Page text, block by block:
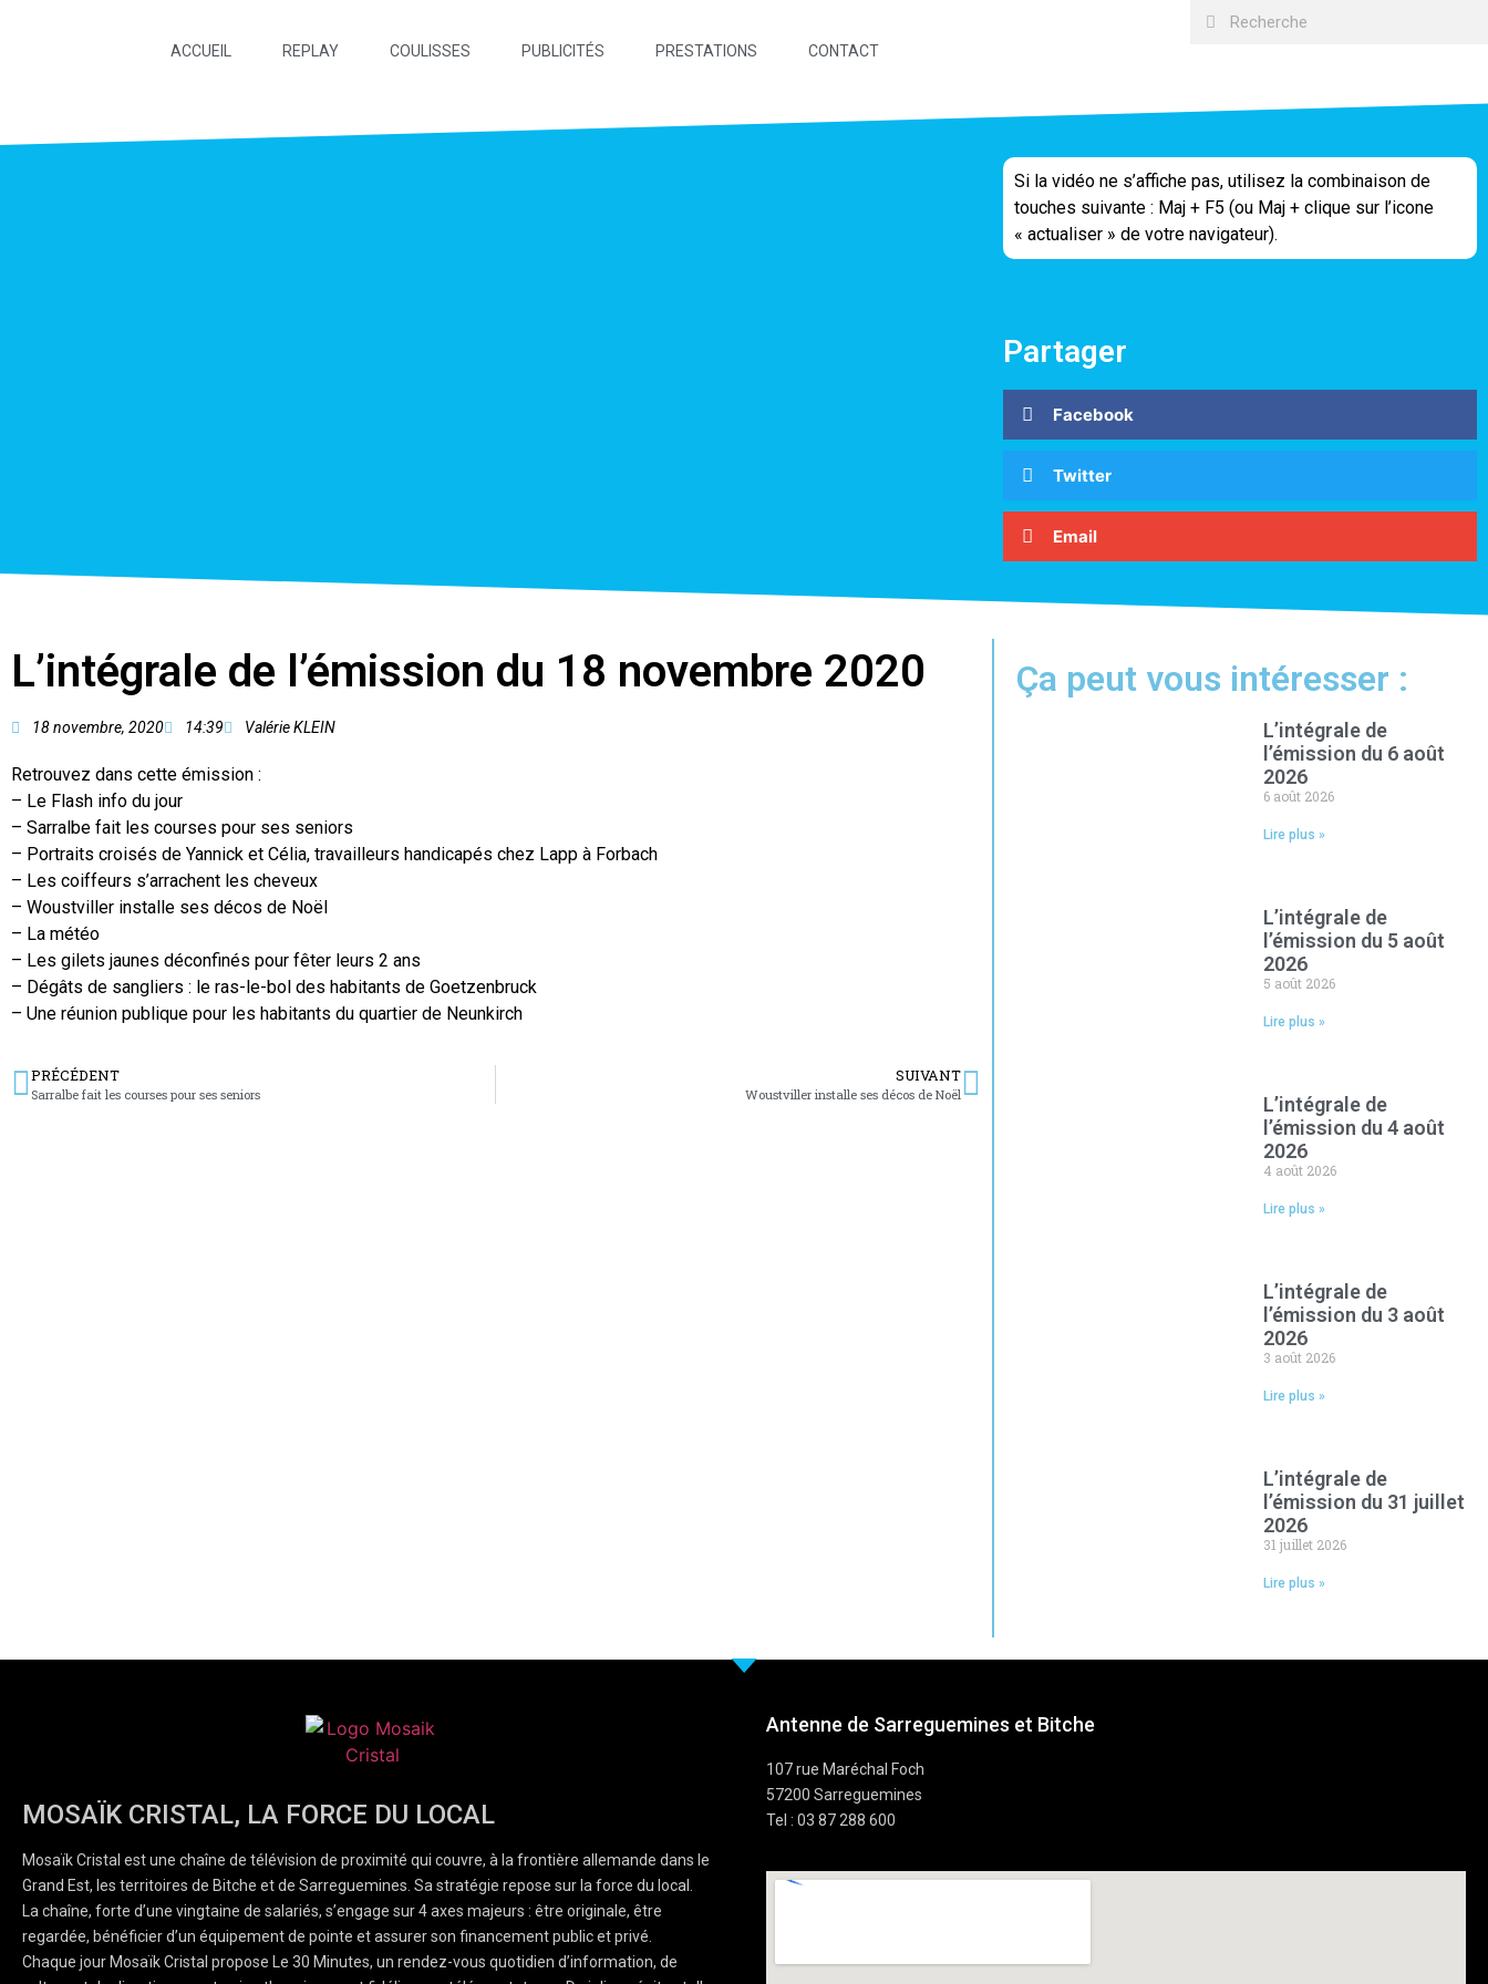
ACCUEIL REPLAY COULISSES PUBLICITÉS PRESTATIONS CONTACT
Si la vidéo ne s’affiche pas, utilisez la combinaison de
touches suivante : Maj + F5 (ou Maj + clique sur l’icone
« actualiser » de votre navigateur).
Partager
Facebook
Twitter
Email
L’intégrale de l’émission du 18 novembre 2020
18 novembre, 2020 14:39 Valérie KLEIN
Retrouvez dans cette émission :
– Le Flash info du jour
– Sarralbe fait les courses pour ses seniors
– Portraits croisés de Yannick et Célia, travailleurs handicapés chez Lapp à Forbach
– Les coiffeurs s’arrachent les cheveux
– Woustviller installe ses décos de Noël
– La météo
– Les gilets jaunes déconfinés pour fêter leurs 2 ans
– Dégâts de sangliers : le ras-le-bol des habitants de Goetzenbruck
– Une réunion publique pour les habitants du quartier de Neunkirch
PRÉCÉDENT
Sarralbe fait les courses pour ses seniors
SUIVANT
Woustviller installe ses décos de Noël
Ça peut vous intéresser :
L’intégrale de
l’émission du 6 août
2026
6 août 2026
Lire plus »
L’intégrale de
l’émission du 5 août
2026
5 août 2026
Lire plus »
L’intégrale de
l’émission du 4 août
2026
4 août 2026
Lire plus »
L’intégrale de
l’émission du 3 août
2026
3 août 2026
Lire plus »
L’intégrale de
l’émission du 31 juillet
2026
31 juillet 2026
Lire plus »
MOSAÏK CRISTAL, LA FORCE DU LOCAL
Mosaïk Cristal est une chaîne de télévision de proximité qui couvre, à la frontière allemande dans le
Grand Est, les territoires de Bitche et de Sarreguemines. Sa stratégie repose sur la force du local.
La chaîne, forte d’une vingtaine de salariés, s’engage sur 4 axes majeurs : être originale, être
regardée, bénéficier d’un équipement de pointe et assurer son financement public et privé.
Chaque jour Mosaïk Cristal propose Le 30 Minutes, un rendez-vous quotidien d’information, de
Antenne de Sarreguemines et Bitche
107 rue Maréchal Foch
57200 Sarreguemines
Tel : 03 87 288 600